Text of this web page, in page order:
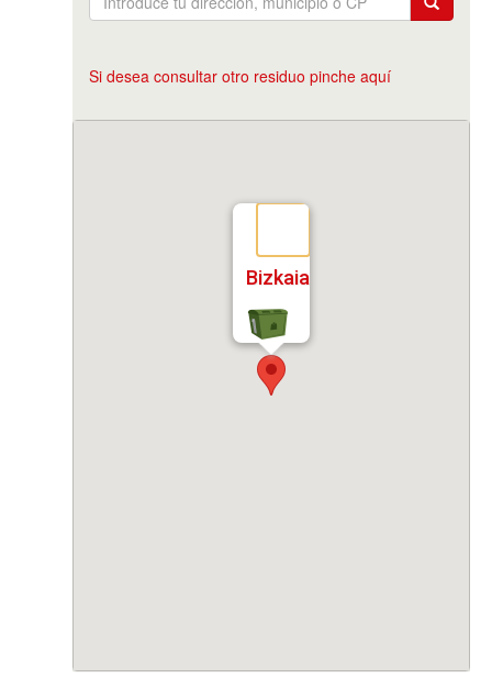
Si desea consultar otro residuo pinche aquí
Bizkaia